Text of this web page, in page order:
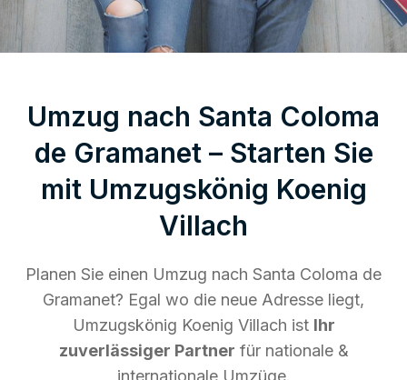
Umzug nach Santa Coloma
de Gramanet – Starten Sie
mit Umzugskönig Koenig
Villach
Planen Sie einen Umzug nach Santa Coloma de
Gramanet? Egal wo die neue Adresse liegt,
Umzugskönig Koenig Villach ist Ihr
zuverlässiger Partner für nationale &
internationale Umzüge.